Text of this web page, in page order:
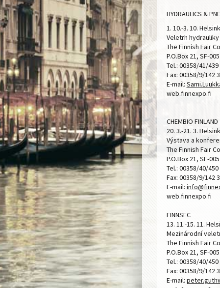
HYDRAULICS &
1. 10.-3. 10.
Veletrh
The Finnish Fair
P.O.Box 21, SF-
Tel.: 00358/41/439
Fax: 00358/9/142
E-mail:
web.finnexpo.fi
CHEMBIO FINLAND
20. 3.-21. 3.
Výstava a
The Finnish Fair
P.O.Box 21, SF-
Tel.: 00358/40/450
Fax: 00358/9/142
E-mail: info@
web.finnexpo.fi
FINNSEC
13. 11.-15. 11.
Mezinárodní
The Finnish Fair
P.O.Box 21, SF-
Tel.: 00358/40/450
Fax: 00358/9/142
E-mail: